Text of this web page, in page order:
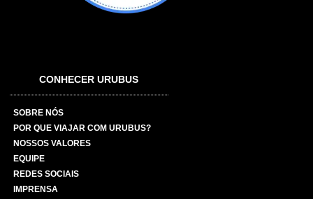
CONHECER URUBUS
SOBRE NÓS
POR QUE VIAJAR COM URUBUS?
NOSSOS VALORES
EQUIPE
REDES SOCIAIS
IMPRENSA